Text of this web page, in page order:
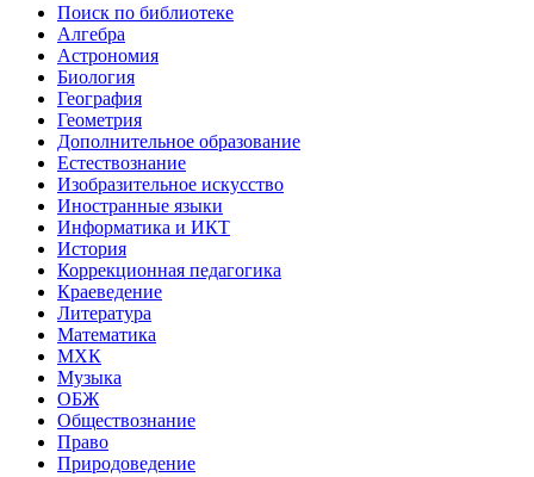
Поиск по библиотеке
Алгебра
Астрономия
Биология
География
Геометрия
Дополнительное образование
Естествознание
Изобразительное искусство
Иностранные языки
Информатика и ИКТ
История
Коррекционная педагогика
Краеведение
Литература
Математика
МХК
Музыка
ОБЖ
Обществознание
Право
Природоведение